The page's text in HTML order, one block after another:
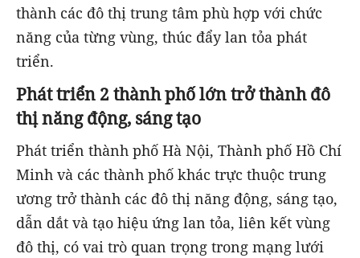
thành các đô thị trung tâm phù hợp với chức
năng của từng vùng, thúc đẩy lan tỏa phát
triển.
Phát triển 2 thành phố lớn trở thành đô
thị năng động, sáng tạo
Phát triển thành phố Hà Nội, Thành phố Hồ Chí
Minh và các thành phố khác trực thuộc trung
ương trở thành các đô thị năng động, sáng tạo,
dẫn dắt và tạo hiệu ứng lan tỏa, liên kết vùng
đô thị, có vai trò quan trọng trong mạng lưới